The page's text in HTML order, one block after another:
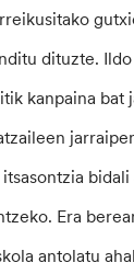
dituzte.
kanpaina bat
bidali
Era
antolatu